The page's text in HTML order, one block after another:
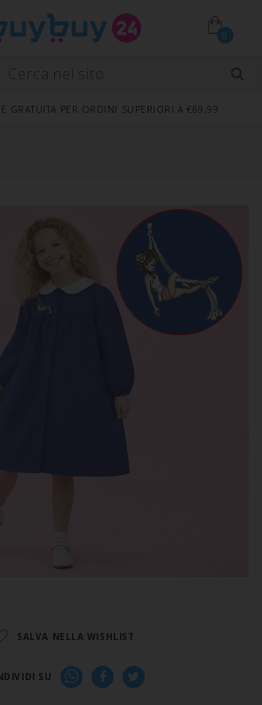
0
GRATUITA PER ORDINI SUPERIORI A €69,99
SALVA NELLA WISHLIST
SU